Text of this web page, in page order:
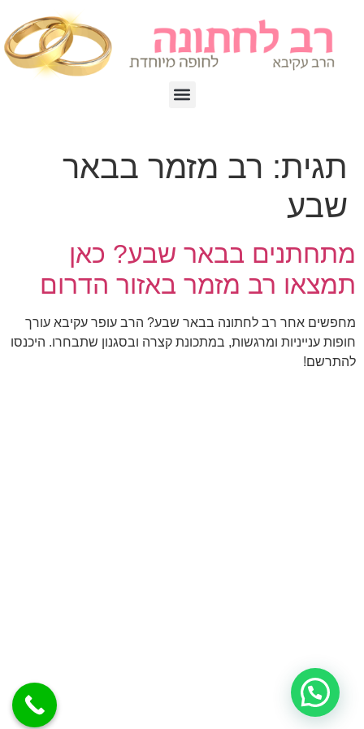
תגית: רב מזמר בבאר
שבע
מתחתנים בבאר שבע? כאן
תמצאו רב מזמר באזור הדרום
מחפשים אחר רב לחתונה בבאר שבע? הרב עופר עקיבא עורך
חופות ענייניות ומרגשות, במתכונת קצרה ובסגנון שתבחרו. היכנסו
להתרשם!